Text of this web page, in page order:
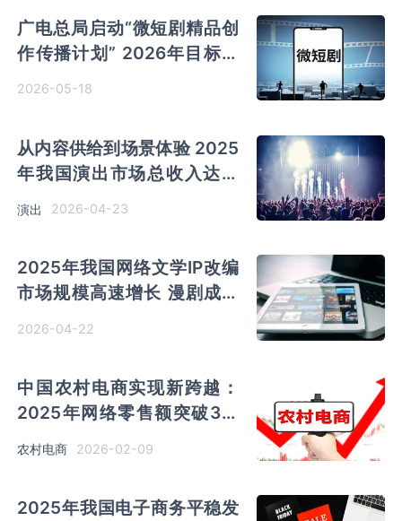
广电总局启动“微短剧精品创
作传播计划” 2026年目标推
出千部优秀作品
2026-05-18
从内容供给到场景体验 2025
年我国演出市场总收入达到
演出 2026-04-23
2025年我国网络文学IP改编
市场规模高速增长 漫剧成为
2026-04-22
中国农村电商实现新跨越：
2025年网络零售额突破3万
亿元 供应链与物流体系全面
升级
农村电商 2026-02-09
2025年我国电子商务平稳发